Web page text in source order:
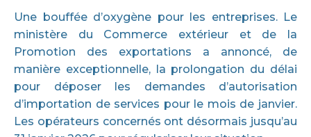
Une bouffée d’oxygène pour les entreprises. Le
ministère du Commerce extérieur et de la
Promotion des exportations a annoncé, de
manière exceptionnelle, la prolongation du délai
pour déposer les demandes d’autorisation
d’importation de services pour le mois de janvier.
Les opérateurs concernés ont désormais jusqu’au